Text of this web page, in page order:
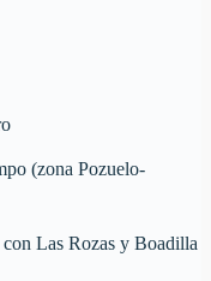
(zona Pozuelo-
Las Rozas y Boadilla